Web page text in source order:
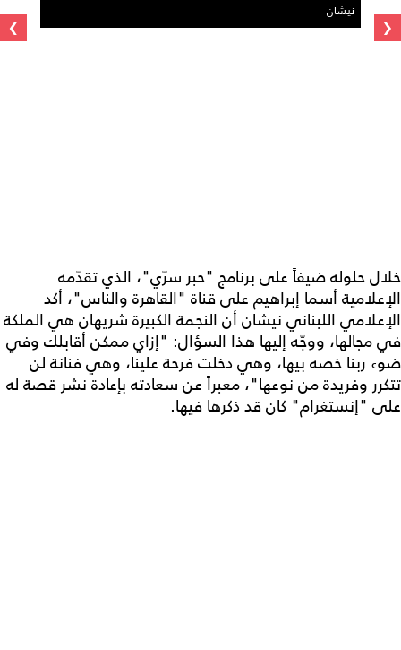
نيشان ‹
›
خلال حلوله ضيفاً على برنامج "حبر سرّي"، الذي تقدّمه
الإعلامية أسما إبراهيم على قناة "القاهرة والناس"، أكد
الإعلامي اللبناني نيشان أن النجمة الكبيرة شريهان هي الملكة
في مجالها، ووجّه إليها هذا السؤال: "إزاي ممكن أقابلك وفي
ضوء ربنا خصه بيها، وهي دخلت فرحة علينا، وهي فنانة لن
تتكرر وفريدة من نوعها"، معبراً عن سعادته بإعادة نشر قصة له
على "إنستغرام" كان قد ذكرها فيها.